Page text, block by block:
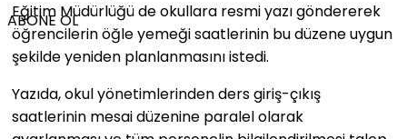
ABONE OL
Eğitim Müdürlüğü de okullara resmi yazı göndererek
öğrencilerin öğle yemeği saatlerinin bu düzene uygun
şekilde yeniden planlanmasını istedi.
Yazıda, okul yönetimlerinden ders giriş-çıkış
saatlerinin mesai düzenine paralel olarak